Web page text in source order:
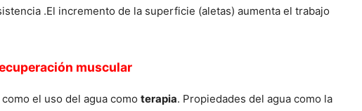
.El incremento de la superficie (aletas) aumenta el trabajo
muscular
el uso del agua como terapia. Propiedades del agua como la